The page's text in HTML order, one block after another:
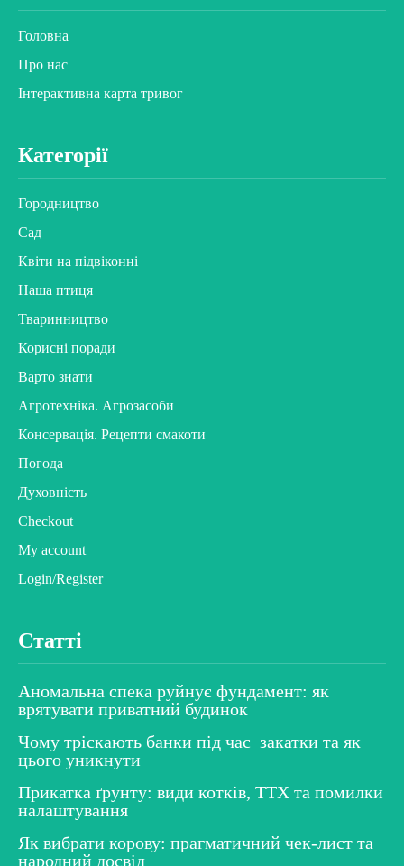
Головна
Про нас
Інтерактивна карта тривог
Категорії
Городництво
Сад
Квіти на підвіконні
Наша птиця
Тваринництво
Корисні поради
Варто знати
Агротехніка. Агрозасоби
Консервація. Рецепти смакоти
Погода
Духовність
Checkout
My account
Login/Register
Статті
Аномальна спека руйнує фундамент: як
врятувати приватний будинок
Чому тріскають банки під час закатки та як
цього уникнути
Прикатка ґрунту: види котків, ТТХ та помилки
налаштування
Як вибрати корову: прагматичний чек-лист та
народний досвід